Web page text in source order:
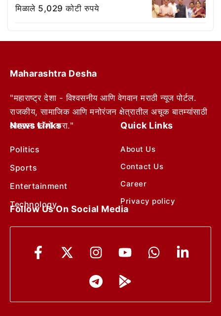
मिळाले 5,029 कोटी रुपये
Maharashtra Desha
"महाराष्ट्र देशा - विश्वसनीय आणि वेगवान मराठी न्यूज पोर्टल.
राजकीय, सामाजिक आणि मनोरंजन क्षेत्रातील अचूक बातम्यांसाठी
आम्हाला फॉलो करा."
News Links
Politics
Sports
Entertainment
Technology
Quick Links
About Us
Contact Us
Career
Privacy policy
Follow Us On Social Media